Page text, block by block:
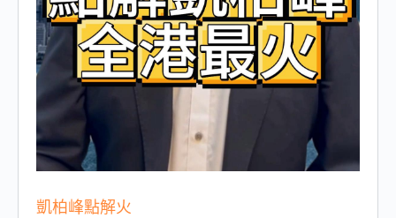
凱柏峰點解火